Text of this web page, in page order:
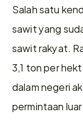
Salah satu
sawit yang
sawit rakyat.
3,1 ton per
dalam negeri
permintaan